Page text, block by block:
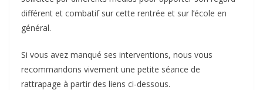
différent et combatif sur cette rentrée et sur l’école en
général.
Si vous avez manqué ses interventions, nous vous
recommandons vivement une petite séance de
rattrapage à partir des liens ci-dessous.